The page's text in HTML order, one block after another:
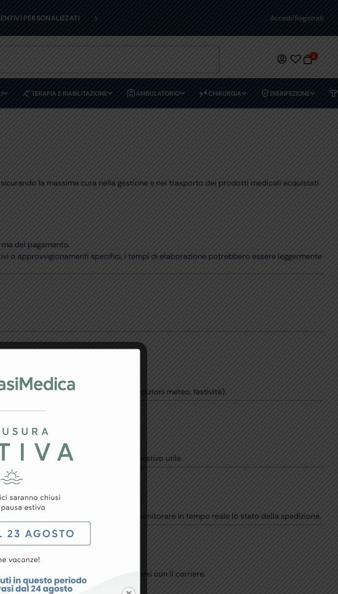
PAGAMENTI SICURI OLTRE 10.000 ARTICOLI
› Accedi/Registrati
0
TERAPIA E RIABILITAZIONE AMBULATORIO CHIRURGIA DISINFEZIONE
la massima cura nella gestione e nel trasporto dei prodotti medicali acquistati
del pagamento.
o approvvigionamenti specifici, i tempi di elaborazione potrebbero essere leggermente
24/72 ore
prevedibili (es. picchi stagionali, condizioni meteo, festività).
immediata .
limite) o entro il primo giorno lavorativo utile.
, tramite il quale potrà monitorare in tempo reale lo stato della spedizione.
per fornire assistenza e coordinarsi con il corriere.